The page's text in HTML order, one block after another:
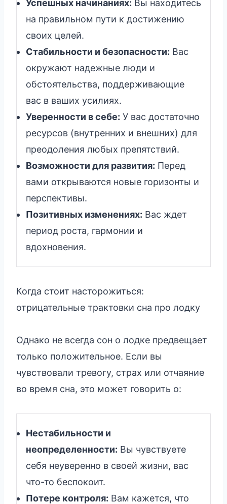
Успешных начинаниях: Вы находитесь
на правильном пути к достижению
своих целей.
Стабильности и безопасности: Вас
окружают надежные люди и
обстоятельства, поддерживающие
вас в ваших усилиях.
Уверенности в себе: У вас достаточно
ресурсов (внутренних и внешних) для
преодоления любых препятствий.
Возможности для развития: Перед
вами открываются новые горизонты и
перспективы.
Позитивных изменениях: Вас ждет
период роста, гармонии и
вдохновения.
Когда стоит насторожиться:
отрицательные трактовки сна про лодку
Однако не всегда сон о лодке предвещает
только положительное. Если вы
чувствовали тревогу, страх или отчаяние
во время сна, это может говорить о:
Нестабильности и
неопределенности: Вы чувствуете
себя неуверенно в своей жизни, вас
что-то беспокоит.
Потере контроля: Вам кажется, что